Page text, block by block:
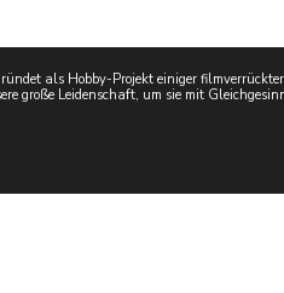
als Hobby-Projekt einiger
große Leidenschaft, um sie mit